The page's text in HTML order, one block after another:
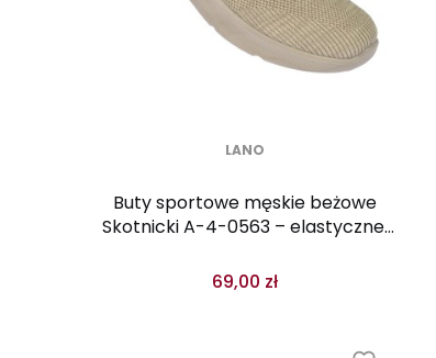
LANO
Buty sportowe męskie beżowe
Skotnicki A-4-0563 – elastyczne,
69,00 zł